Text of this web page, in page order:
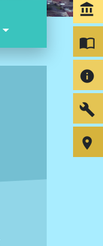
account_balance
import_contacts
info
build
room